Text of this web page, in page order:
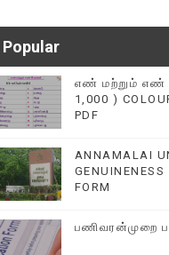
Popular
எண் மற்றும் எண்
1,000 )
PDF
ANNAMALAI
GENUINENESS
FORM
பணிவரன்முறை